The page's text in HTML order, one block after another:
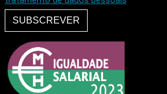
SUBSCREVER